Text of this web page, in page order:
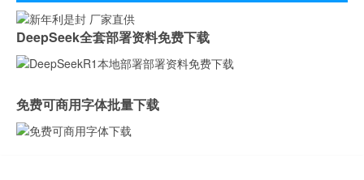
DeepSeek全套部署资料免费下载
免费可商用字体批量下载